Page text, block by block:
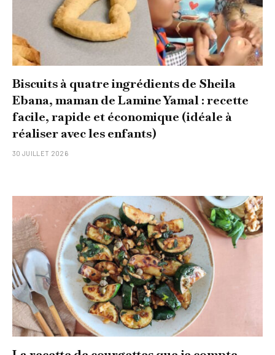
Biscuits à quatre ingrédients de Sheila
Ebana, maman de Lamine Yamal : recette
facile, rapide et économique (idéale à
réaliser avec les enfants)
30 JUILLET 2026